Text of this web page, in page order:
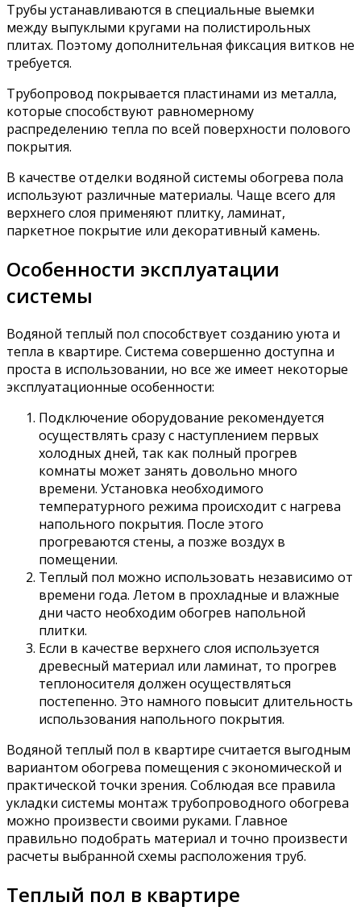
Трубы устанавливаются в специальные выемки
между выпуклыми кругами на полистирольных
плитах. Поэтому дополнительная фиксация витков не
требуется.
Трубопровод покрывается пластинами из металла,
которые способствуют равномерному
распределению тепла по всей поверхности полового
покрытия.
В качестве отделки водяной системы обогрева пола
используют различные материалы. Чаще всего для
верхнего слоя применяют плитку, ламинат,
паркетное покрытие или декоративный камень.
Особенности эксплуатации
системы
Водяной теплый пол способствует созданию уюта и
тепла в квартире. Система совершенно доступна и
проста в использовании, но все же имеет некоторые
эксплуатационные особенности:
Подключение оборудование рекомендуется
осуществлять сразу с наступлением первых
холодных дней, так как полный прогрев
комнаты может занять довольно много
времени. Установка необходимого
температурного режима происходит с нагрева
напольного покрытия. После этого
прогреваются стены, а позже воздух в
помещении.
Теплый пол можно использовать независимо от
времени года. Летом в прохладные и влажные
дни часто необходим обогрев напольной
плитки.
Если в качестве верхнего слоя используется
древесный материал или ламинат, то прогрев
теплоносителя должен осуществляться
постепенно. Это намного повысит длительность
использования напольного покрытия.
Водяной теплый пол в квартире считается выгодным
вариантом обогрева помещения с экономической и
практической точки зрения. Соблюдая все правила
укладки системы монтаж трубопроводного обогрева
можно произвести своими руками. Главное
правильно подобрать материал и точно произвести
расчеты выбранной схемы расположения труб.
Теплый пол в квартире